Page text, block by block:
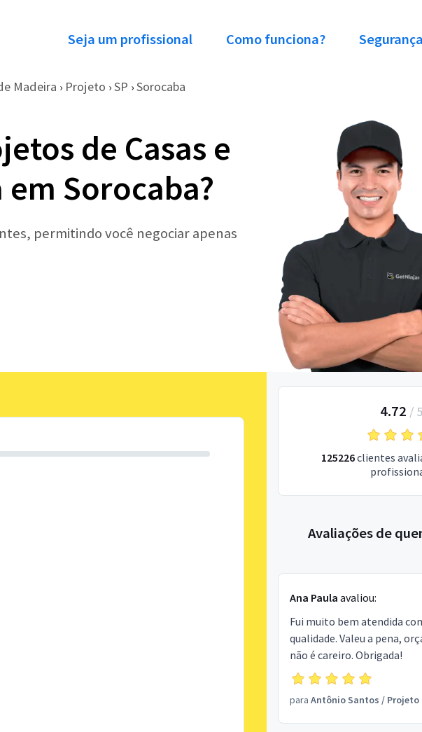
Seja um profissional Como funciona? Segurança
Madeira › Projeto › SP › Sorocaba
de Casas e
Sorocaba?
permitindo você negociar apenas
4.72 / 5
125226clientes
Avaliações de
Ana Paula avaliou:
Fui muito bem atendida
qualidade. Valeu a pena,
não é careiro. Obrigada!
para Antônio Santos / Projeto